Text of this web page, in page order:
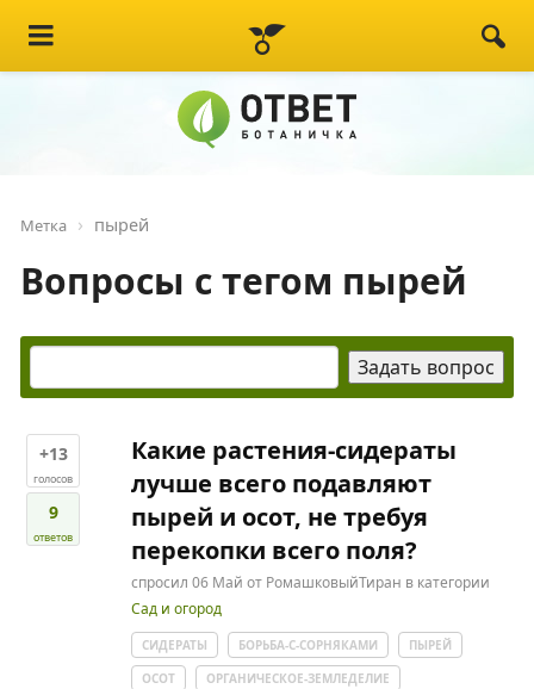
Метка пырей
Вопросы с тегом пырей
+13
голосов
9
ответов
Какие растения-сидераты
лучше всего подавляют
пырей и осот, не требуя
перекопки всего поля?
спросил 06 Май от РомашковыйТиран в категории
Сад и огород
СИДЕРАТЫ БОРЬБА-С-СОРНЯКАМИ
ПЫРЕЙ
ОСОТ
ОРГАНИЧЕСКОЕ-ЗЕМЛЕДЕЛИЕ